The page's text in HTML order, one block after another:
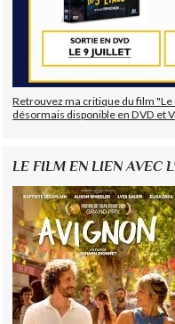
Retrouvez ma critique du film "Le
désormais disponible en DVD et
LE FILM EN LIEN AVEC